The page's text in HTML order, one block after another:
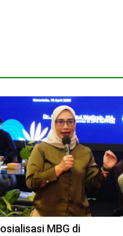
MBG di